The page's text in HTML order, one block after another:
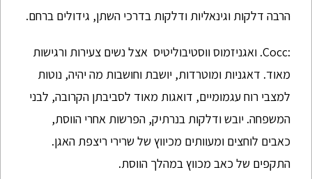
הרבה דלקות וגינאליות ודלקות בדרכי השתן, גידולים ברחם.
:Cocc. ואגניזמוס ווסטיבוליטיס אצל נשים צעירות ורגישות
מאוד. דאגניות ומוטרדות, יושבת וחושבות מה יהיה, נוטות
למצבי רוח עגמומיים, דואגות מאוד לסביבתן הקרובה, לבני
המשפחה. יובש ודלקות בנרתיק, הפרשות אחרי הווסת,
כאבים לוחצים ומעוותים מכיווץ של שרירי ריצפת האגן.
התקפים של כאב מכווץ במהלך הווסת.